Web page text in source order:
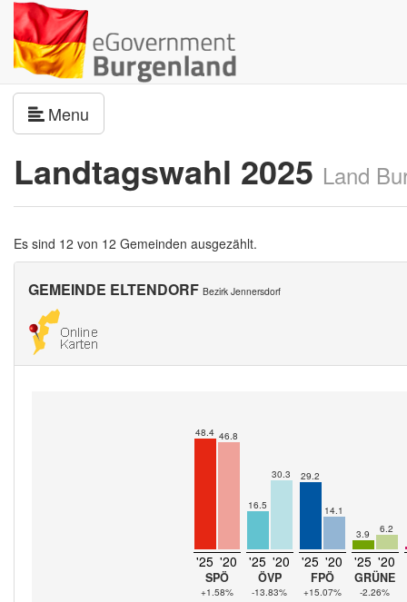
Menu
Landtagswahl 2025 Land
Es sind 12 von 12 Gemeinden ausgezählt.
GEMEINDE ELTENDORF Bezirk Jennersdorf
48.4 46.8
'25 '20
SPÖ
+1.58%
16.5
30.3
'25 '20
ÖVP
-13.83%
29.2
14.1
'25 '20
FPÖ
+15.07%
3.9 6.2
'25 '20
GRÜNE
-2.26%